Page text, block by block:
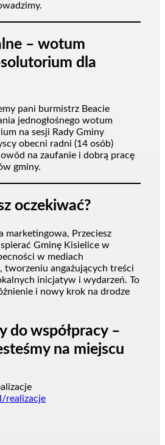
– wotum
dla
pani burmistrz Beacie
jednogłośnego wotum
na sesji Rady Gminy
obecni radni (14 osób)
na zaufanie i dobrą pracę
gminy.
oczekiwać?
marketingowa, Przeciesz
Gminę Kisielice w
w mediach
tworzeniu angażujących treści
inicjatyw i wydarzeń. To
i nowy krok na drodze
do współpracy –
na miejscu
realizacje